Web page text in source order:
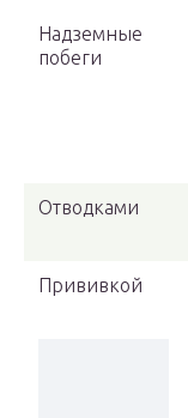
Надземные
побеги
Отводками
Прививкой